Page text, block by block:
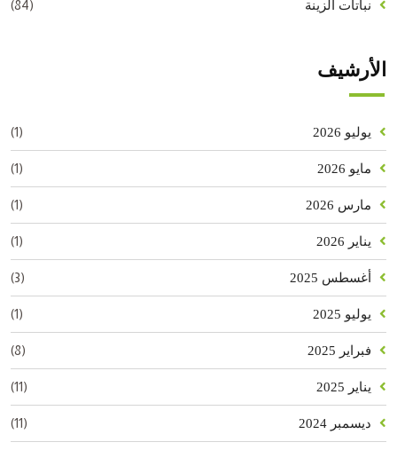
نباتات الزينة (84)
الأرشيف
يوليو 2026 (1)
مايو 2026 (1)
مارس 2026 (1)
يناير 2026 (1)
أغسطس 2025 (3)
يوليو 2025 (1)
فبراير 2025 (8)
يناير 2025 (11)
ديسمبر 2024 (11)